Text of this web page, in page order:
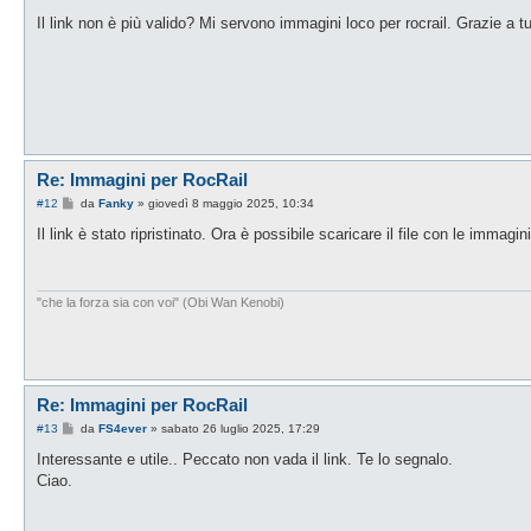
s
Il link non è più valido? Mi servono immagini loco per rocrail. Grazie a
Re: Immagini per RocRail
#12
M
s
i
da Fanky» giovedì 8 maggio 2025, 10:34
Il link è stato ripristinato. Ora è possibile scaricare il file con le immagini.
"che la forza sia con voi" (Obi Wan Kenobi)
Re: Immagini per RocRail
#13
M
s
da FS4ever» sabato 26 luglio 2025, 17:29
Interessante e utile.. Peccato non vada il link. Te lo segnalo.
Ciao.